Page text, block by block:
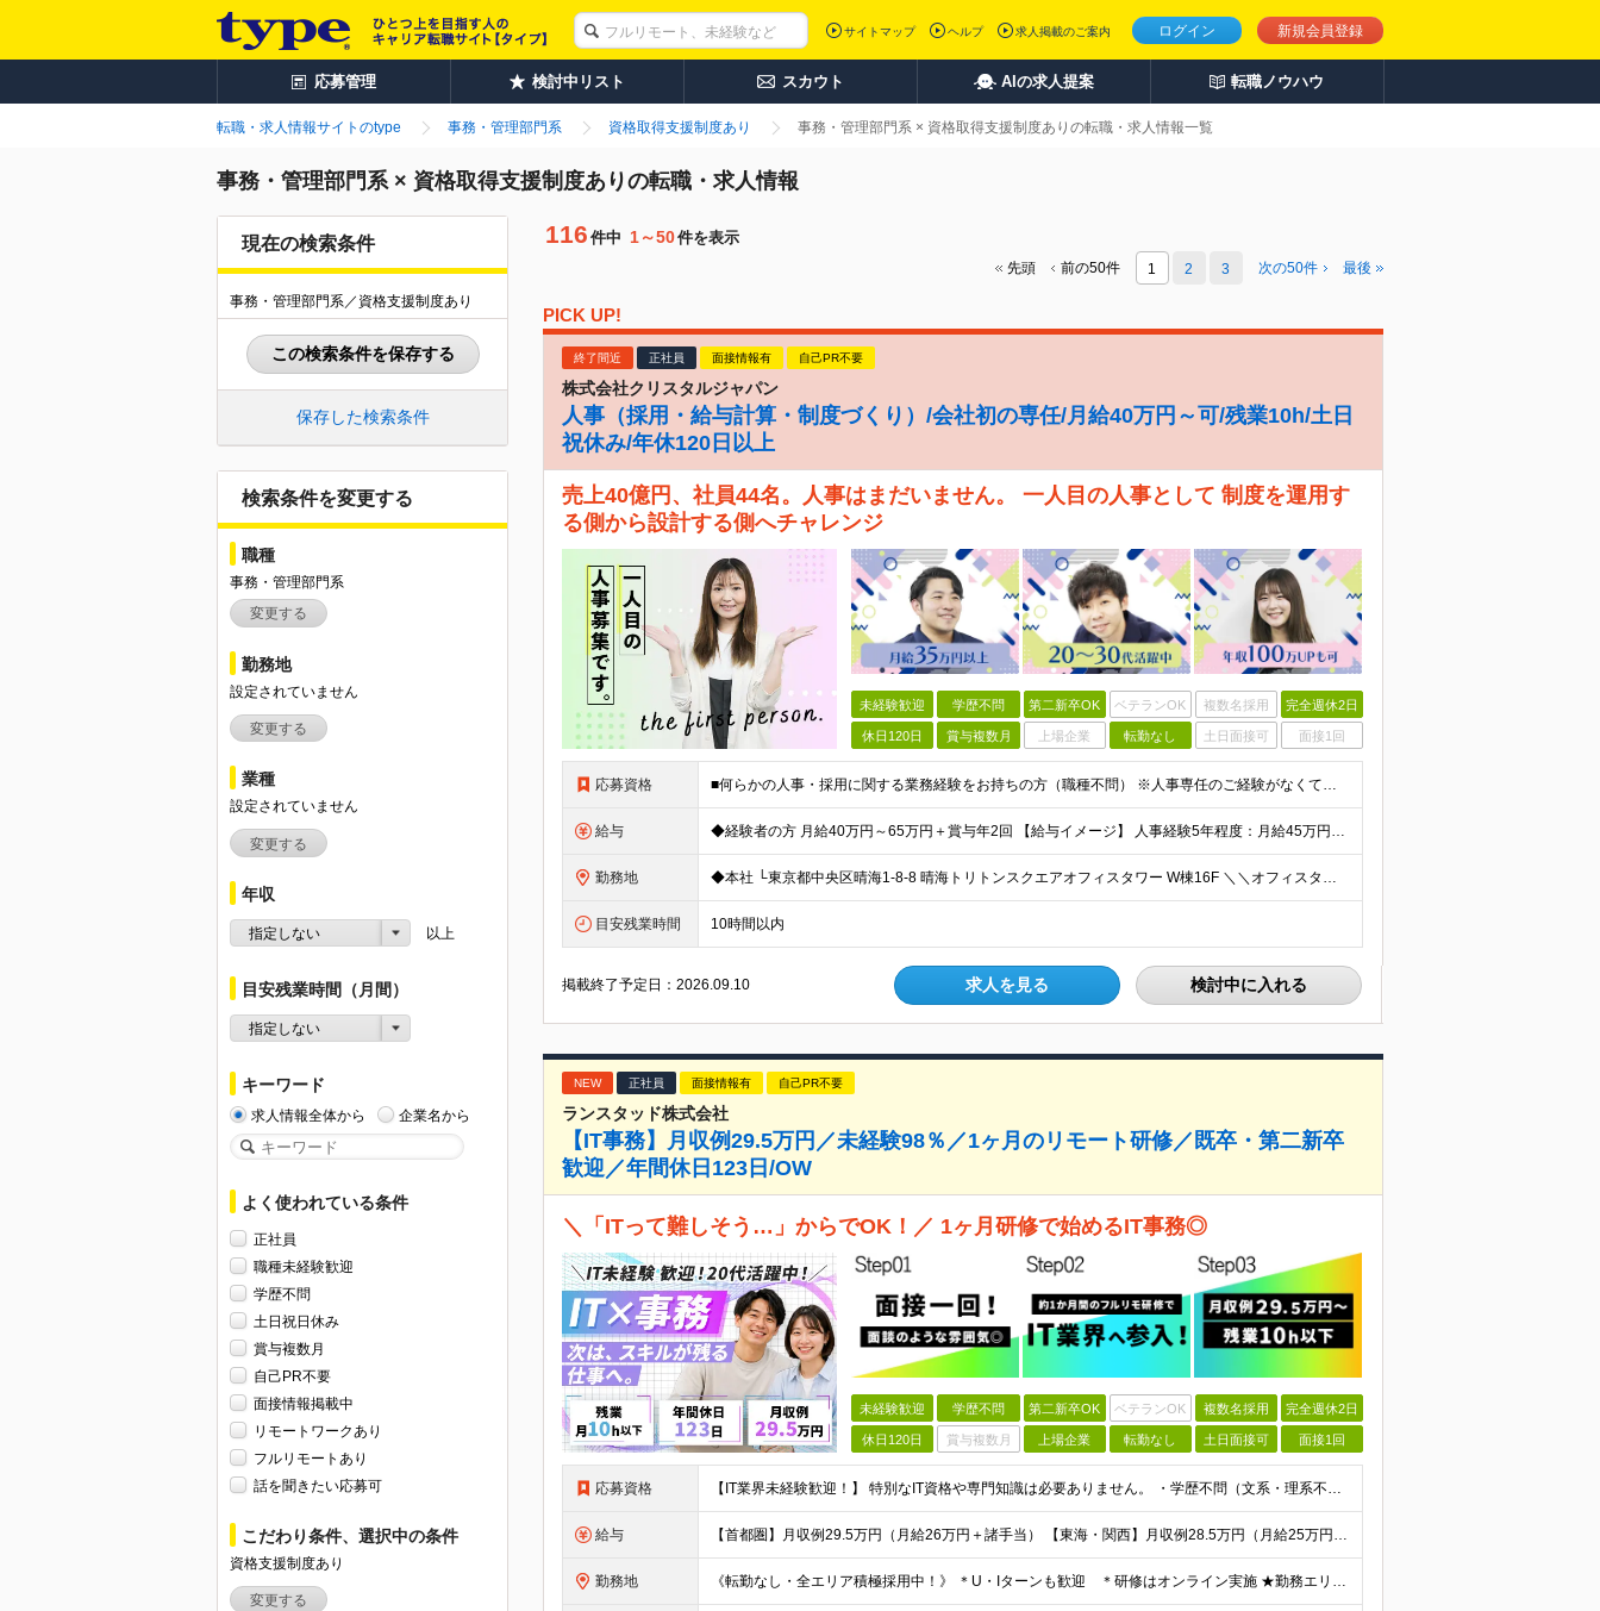
ログイン 新規会員登録
サイトマップ ヘルプ 求人掲載のご案内
応募管理 検討中リスト スカウト AIの求人提案 転職ノウハウ
転職・求人情報サイトのtype 事務・管理部門系 資格取得支援制度あり 事務・管理部門系 × 資格取得支援制度ありの転職・求人情報一覧
事務・管理部門系 × 資格取得支援制度ありの転職・求人情報
現在の検索条件
事務・管理部門系／資格支援制度あり
この検索条件を保存する
保存した検索条件
検索条件を変更する
職種
事務・管理部門系
変更する
勤務地
設定されていません
変更する
業種
設定されていません
変更する
年収
指定しない 以上
目安残業時間（月間）
指定しない
キーワード
求人情報全体から 企業名から
よく使われている条件
正社員
職種未経験歓迎
学歴不問
土日祝日休み
賞与複数月
自己PR不要
面接情報掲載中
リモートワークあり
フルリモートあり
話を聞きたい応募可
こだわり条件、選択中の条件
資格支援制度あり
変更する
116 件中 1～50件を表示
先頭 前の50件 1 2 3 次の50件 最後
PICK UP!
終了間近 正社員 面接情報有 自己PR不要
株式会社クリスタルジャパン
人事（採用・給与計算・制度づくり）/会社初の専任/月給40万円～可/残業10h/土日
祝休み/年休120日以上
売上40億円、社員44名。人事はまだいません。 一人目の人事として 制度を運用す
る側から設計する側へチャレンジ
未経験歓迎 学歴不問 第二新卒OK ベテランOK 複数名採用 完全週休2日
休日120日 賞与複数月 上場企業 転勤なし 土日面接可 面接1回
応募資格 ■何らかの人事・採用に関する業務経験をお持ちの方（職種不問） ※人事専任のご経験がなくても構いません。 総務や経理と兼務などで採用や労務に携わっていたという方も歓迎します ■学歴不問 ＜こんな方
給与 ◆経験者の方 月給40万円～65万円＋賞与年2回 【給与イメージ】 人事経験5年程度：月給45万円～ ◆未経験の方 月給35万円～65万円＋賞与年2回 ※経験・スキルを考慮のうえ、優遇いたします
勤務地 ◆本社 └東京都中央区晴海1-8-8 晴海トリトンスクエアオフィスタワー W棟16F ＼＼オフィスタワー内には商業施設が多数併設／／ カフェやレストラン、コンビニやスーパー、 100円ショップなど様
目安残業時間 10時間以内
掲載終了予定日：2026.09.10 求人を見る 検討中に入れる
NEW 正社員 面接情報有 自己PR不要
ランスタッド株式会社
【IT事務】月収例29.5万円／未経験98％／1ヶ月のリモート研修／既卒・第二新卒
歓迎／年間休日123日/OW
＼「ITって難しそう…」からでOK！／ 1ヶ月研修で始めるIT事務◎
未経験歓迎 学歴不問 第二新卒OK ベテランOK 複数名採用 完全週休2日
休日120日 賞与複数月 上場企業 転勤なし 土日面接可 面接1回
応募資格 【IT業界未経験歓迎！】 特別なIT資格や専門知識は必要ありません。 ・学歴不問（文系・理系不問） ・第二新卒、既卒の方も歓迎 ・20代を中心に幅広い年代が活躍中 ・基本的なPC操作ができる方 ・タ
給与 【首都圏】月収例29.5万円（月給26万円＋諸手当） 【東海・関西】月収例28.5万円（月給25万円＋諸手当） 【九州】月収例26万円（月給23万円＋諸手当） ※経験・スキル・前職給与を踏まえ、総合
勤務地 《転勤なし・全エリア積極採用中！》 ＊U・Iターンも歓迎 ＊研修はオンライン実施 ★勤務エリアは下記よりお選びいただけます★ 【首都圏】東京・神奈川・千葉・埼玉 【東海】愛知 【関西】大阪、京都、兵庫